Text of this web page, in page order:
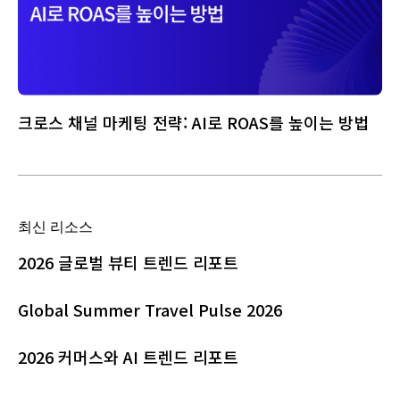
크로스 채널 마케팅 전략: AI로 ROAS를 높이는 방법
최신 리소스
2026 글로벌 뷰티 트렌드 리포트
Global Summer Travel Pulse 2026
2026 커머스와 AI 트렌드 리포트